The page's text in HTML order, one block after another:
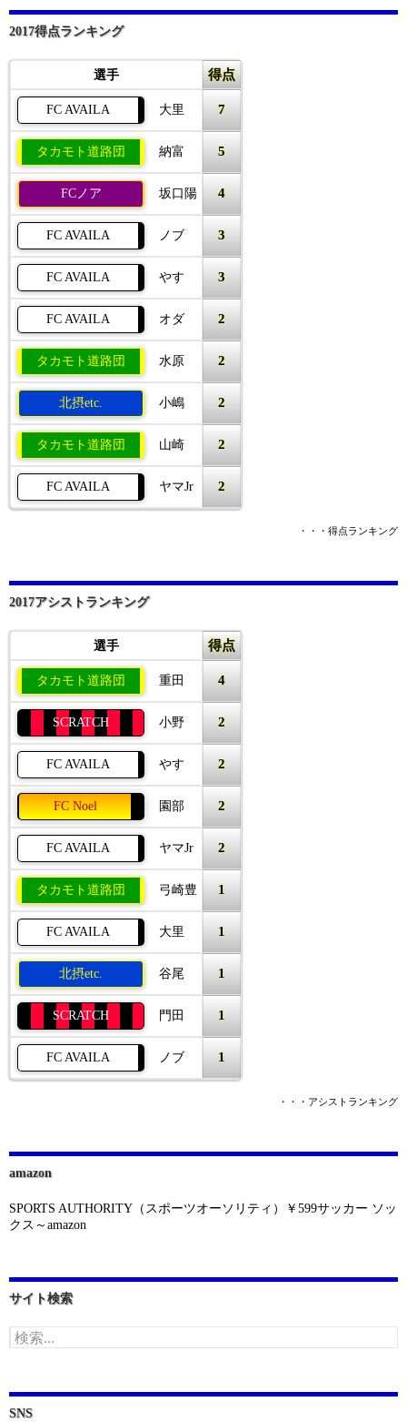
2017得点ランキング
選手 得点
FC AVAILA 大里 7
タカモト道路団 納富 5
FCノア 坂口陽 4
FC AVAILA ノブ 3
FC AVAILA やす 3
FC AVAILA オダ 2
タカモト道路団 水原 2
北摂etc. 小嶋 2
タカモト道路団 山崎 2
FC AVAILA ヤマJr 2
・・・得点ランキング
2017アシストランキング
選手 得点
タカモト道路団 重田 4
SCRATCH 小野 2
FC AVAILA やす 2
FC Noel 園部 2
FC AVAILA ヤマJr 2
タカモト道路団 弓崎豊 1
FC AVAILA 大里 1
北摂etc. 谷尾 1
SCRATCH 門田 1
FC AVAILA ノブ 1
・・・アシストランキング
amazon
SPORTS AUTHORITY（スポーツオーソリティ）￥599サッカー ソッ
クス～amazon
サイト検索
検
索:
SNS